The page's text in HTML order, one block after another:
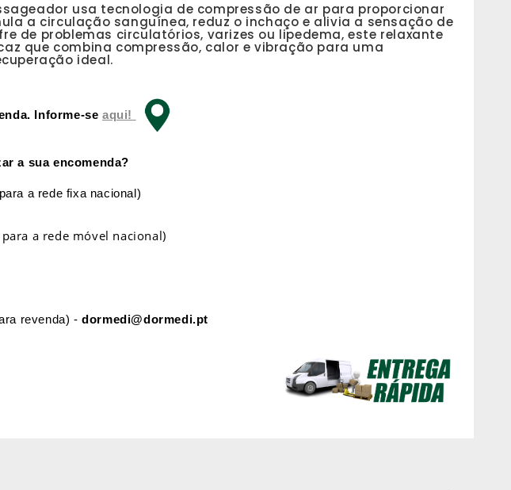
usa tecnologia de compressão de ar para proporcionar
a circulação sanguínea, reduz o inchaço e alivia a sensação de
de problemas circulatórios, varizes ou lipedema, este relaxante
que combina compressão, calor e vibração para uma
ideal.
Informe-seaqui!
a sua encomenda?
a rede fixa nacional)
a rede móvel nacional)
revenda) -dormedi@dormedi.pt